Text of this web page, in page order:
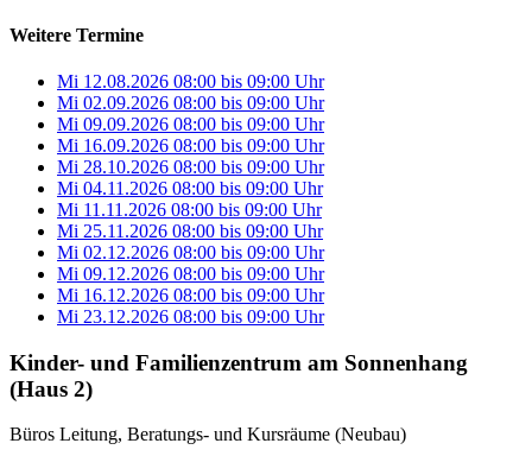
Weitere Termine
Mi 12.08.2026 08:00 bis 09:00 Uhr
Mi 02.09.2026 08:00 bis 09:00 Uhr
Mi 09.09.2026 08:00 bis 09:00 Uhr
Mi 16.09.2026 08:00 bis 09:00 Uhr
Mi 28.10.2026 08:00 bis 09:00 Uhr
Mi 04.11.2026 08:00 bis 09:00 Uhr
Mi 11.11.2026 08:00 bis 09:00 Uhr
Mi 25.11.2026 08:00 bis 09:00 Uhr
Mi 02.12.2026 08:00 bis 09:00 Uhr
Mi 09.12.2026 08:00 bis 09:00 Uhr
Mi 16.12.2026 08:00 bis 09:00 Uhr
Mi 23.12.2026 08:00 bis 09:00 Uhr
Kinder- und Familienzentrum am Sonnenhang
(Haus 2)
Büros Leitung, Beratungs- und Kursräume (Neubau)